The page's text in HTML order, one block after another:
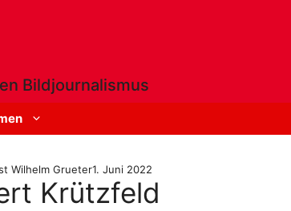
Bildjournalismus
Wilhelm Grueter1. Juni 2022
Krützfeld